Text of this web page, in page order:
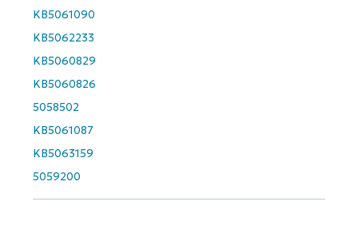
KB5061090
KB5062233
KB5060829
KB5060826
5058502
KB5061087
KB5063159
5059200